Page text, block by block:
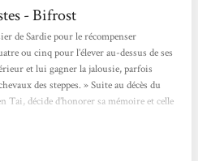
- Bifrost
de Sardie pour le récompenser
ou cinq pour l’élever au-dessus de ses
et lui gagner la jalousie, parfois
des steppes. » Suite au décès du
Tai, décide d’honorer sa mémoire et celle
Au terme de cette période, en